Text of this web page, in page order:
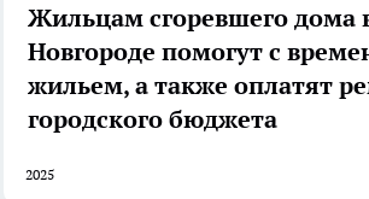
Жильцам сгоревшего
Новгороде помогут с
жильем, а также оплатят
городского бюджета
2025